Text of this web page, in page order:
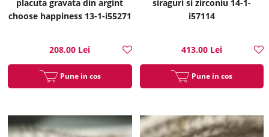
placuta gravata din argint
choose happiness 13-1-i55271
208.00 Lei
Pune in cos
siraguri si zirconiu 14-1-
i57114
413.00 Lei
Pune in cos